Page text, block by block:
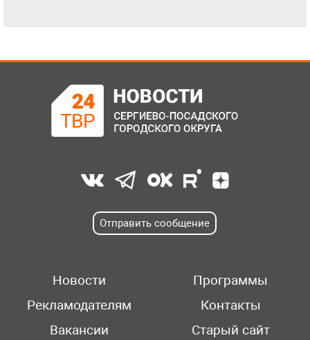
Отправить сообщение
Новости
Программы
Рекламодателям
Контакты
Вакансии
Старый сайт